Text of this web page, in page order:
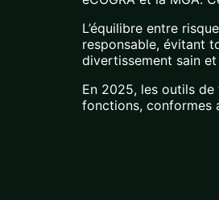
L’équilibre entre
responsable, évitant
divertissement sain
En 2025, les outils
fonctions, conformes